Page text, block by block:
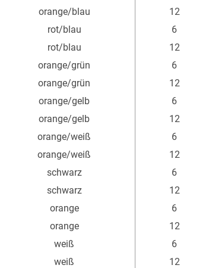
orange/blau 12
rot/blau 6
rot/blau 12
orange/grün 6
orange/grün 12
orange/gelb 6
orange/gelb 12
orange/weiß 6
orange/weiß 12
schwarz 6
schwarz 12
orange 6
orange 12
weiß 6
weiß 12